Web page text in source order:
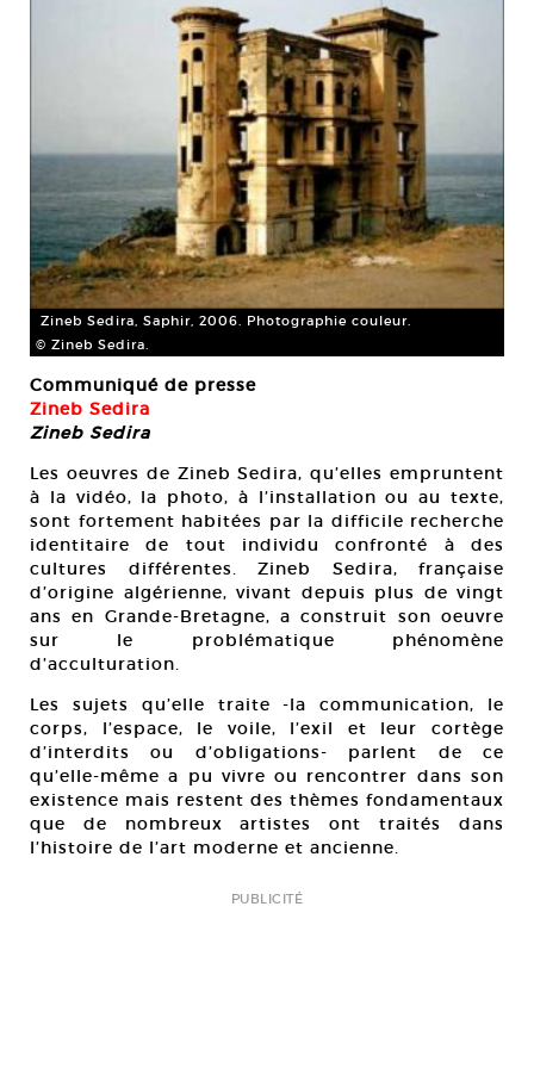
Zineb Sedira, Saphir, 2006. Photographie couleur.
© Zineb Sedira.
Communiqué de presse
Zineb Sedira
Zineb Sedira
Les oeuvres de Zineb Sedira, qu’elles empruntent
à la vidéo, la photo, à l’installation ou au texte,
sont fortement habitées par la difficile recherche
identitaire de tout individu confronté à des
cultures différentes. Zineb Sedira, française
d’origine algérienne, vivant depuis plus de vingt
ans en Grande-Bretagne, a construit son oeuvre
sur le problématique phénomène
d’acculturation.
Les sujets qu’elle traite -la communication, le
corps, l’espace, le voile, l’exil et leur cortège
d’interdits ou d’obligations- parlent de ce
qu’elle-même a pu vivre ou rencontrer dans son
existence mais restent des thèmes fondamentaux
que de nombreux artistes ont traités dans
l’histoire de l’art moderne et ancienne.
PUBLICITÉ